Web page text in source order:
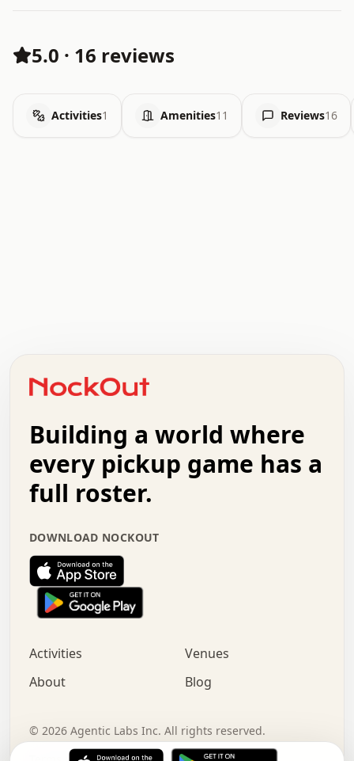
5.0 · 16 reviews
Activities1 Amenities11 Reviews16
+   .   .   .   .   .   .   .   .   .   +   .   .
.   .   .   .   .   .   .   .   .   .   .   :   .
.   .   .   .   +   .   .   .   .   .   .   .   +
.   :   .   .   .   .   .   .   .   .   o   .   .
.   .   x   .   .   .   .   .   .   :   .   .   o
.   .   .   .   :   .   .   .   .   o   .   .   .
.   .   .   .   .   .   .   :   .   .   .   .   .
.   .   .   .   .   .   .   +   .   .   x   .   .
.   .   .   .   .   :   +   .   .   .   .   .   o
.   .   .   .   .   .   .   .   .   .   .   .   .
.   .   :   o   .   .   .   .   .   .   .   +   .
.   o   .   .   .   .   x   .   .   .   .   .   .
+   .   o   .   .   .   .   o   .   .   .   .
.   +   .   .   .   .   .   .   .   .   :   .   x
.   .   .   .   .   .   .   .   .   .   .   .   .   .
Building a world where
every pickup game has a
full roster.
DOWNLOAD NOCKOUT
Activities
Venues
About
Blog
© 2026 Agentic Labs Inc. All rights reserved.